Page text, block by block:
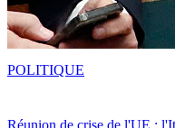
Réunion de crise de l'UE :
POLITIQUE